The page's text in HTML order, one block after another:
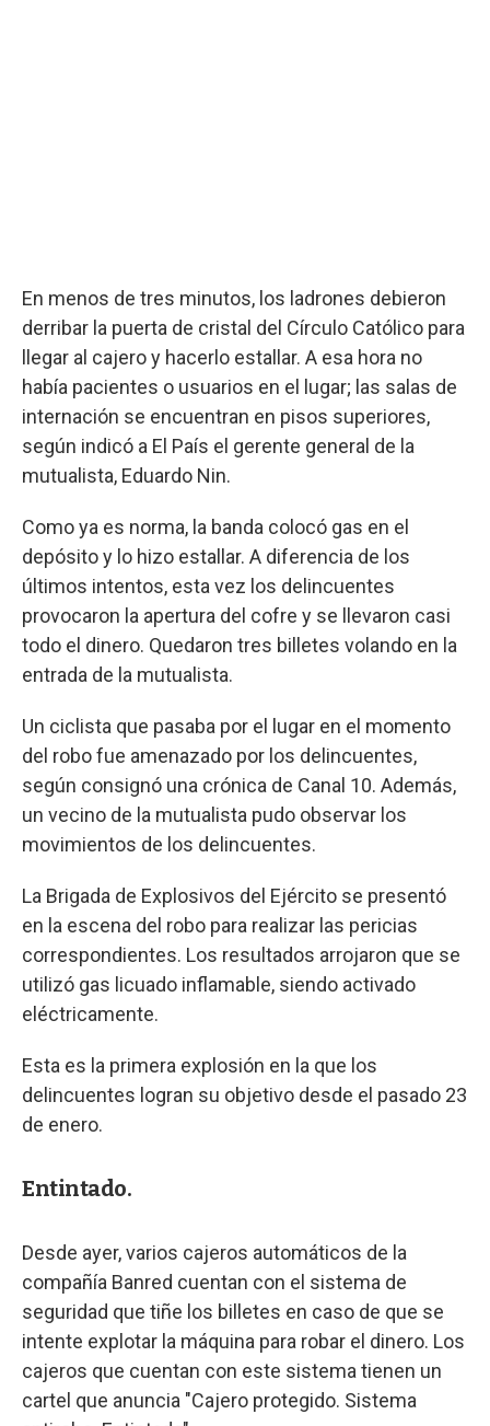
En menos de tres minutos, los ladrones debieron
derribar la puerta de cristal del Círculo Católico para
llegar al cajero y hacerlo estallar. A esa hora no
había pacientes o usuarios en el lugar; las salas de
internación se encuentran en pisos superiores,
según indicó a El País el gerente general de la
mutualista, Eduardo Nin.
Como ya es norma, la banda colocó gas en el
depósito y lo hizo estallar. A diferencia de los
últimos intentos, esta vez los delincuentes
provocaron la apertura del cofre y se llevaron casi
todo el dinero. Quedaron tres billetes volando en la
entrada de la mutualista.
Un ciclista que pasaba por el lugar en el momento
del robo fue amenazado por los delincuentes,
según consignó una crónica de Canal 10. Además,
un vecino de la mutualista pudo observar los
movimientos de los delincuentes.
La Brigada de Explosivos del Ejército se presentó
en la escena del robo para realizar las pericias
correspondientes. Los resultados arrojaron que se
utilizó gas licuado inflamable, siendo activado
eléctricamente.
Esta es la primera explosión en la que los
delincuentes logran su objetivo desde el pasado 23
de enero.
Entintado.
Desde ayer, varios cajeros automáticos de la
compañía Banred cuentan con el sistema de
seguridad que tiñe los billetes en caso de que se
intente explotar la máquina para robar el dinero. Los
cajeros que cuentan con este sistema tienen un
cartel que anuncia "Cajero protegido. Sistema